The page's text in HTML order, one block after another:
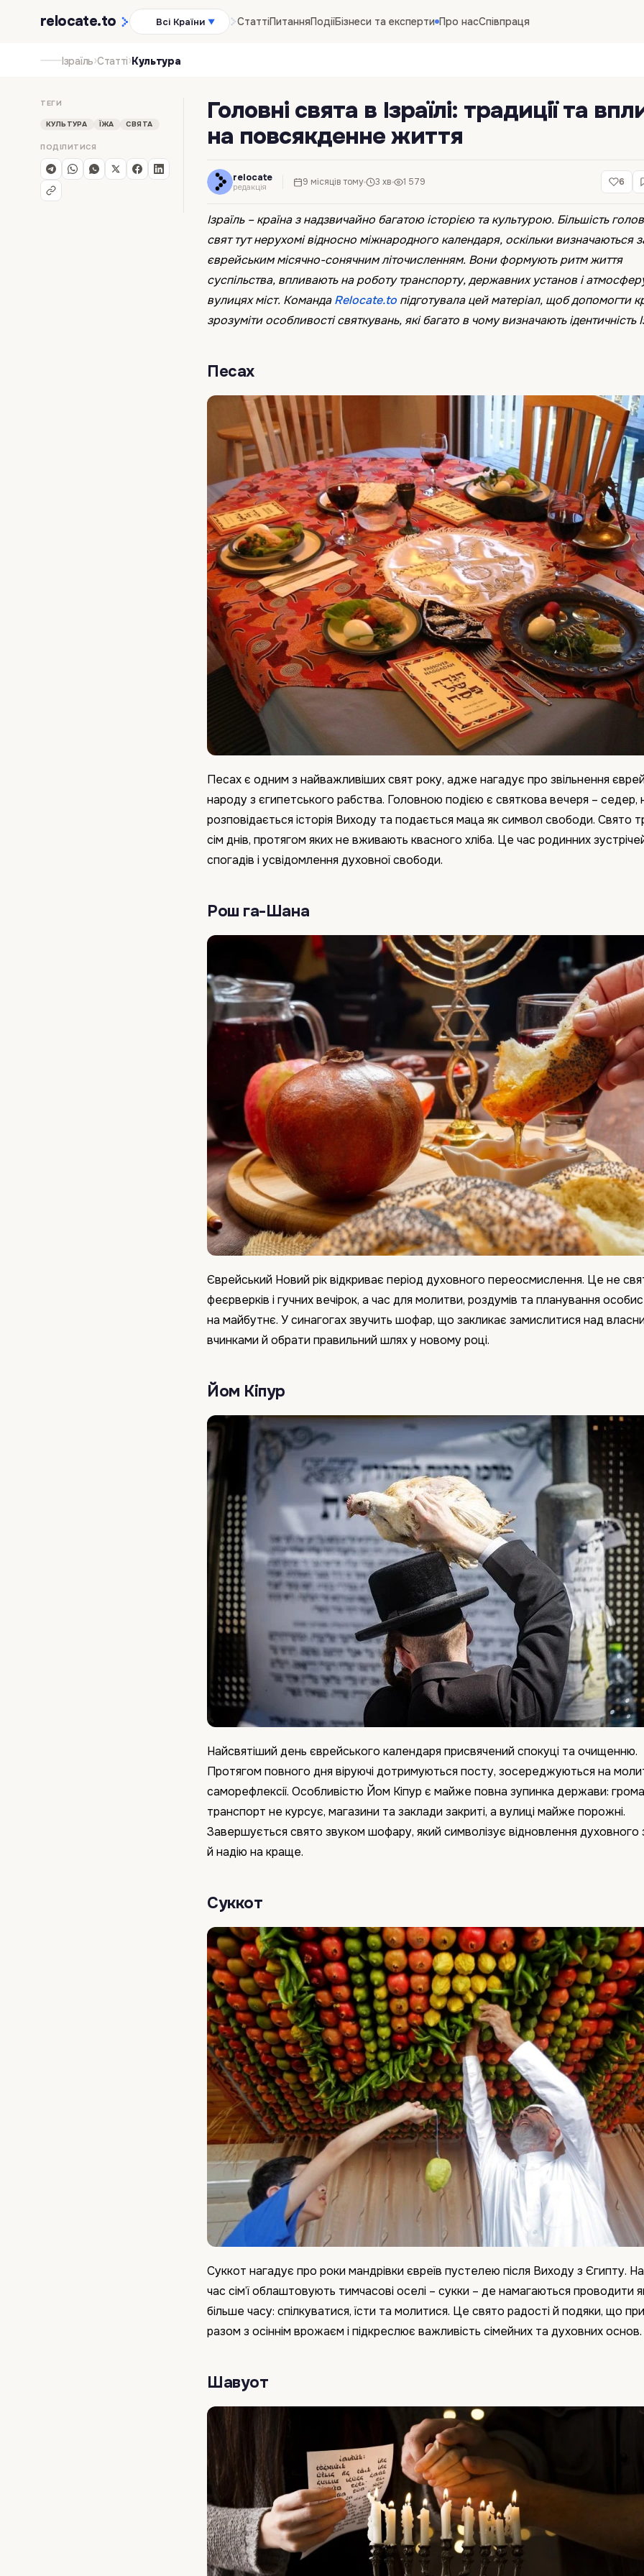
relocate.to Всі Країни ▼ СтаттіПитанняПодіїБізнеси та експерти Про насСпівпраця
Ізраїль›Статті›Культура
ТЕГИ
КУЛЬТУРА ЇЖА СВЯТА
ПОДІЛИТИСЯ
Головні свята в Ізраїлі: традиції та
на повсякденне життя
relocate
редакція 9 місяців тому 3 хв 1 579 6
Ізраїль – країна з надзвичайно багатою історією та культурою. Більшість
свят тут нерухомі відносно міжнародного календаря, оскільки визначаються
єврейським місячно-сонячним літочисленням. Вони формують ритм життя
суспільства, впливають на роботу транспорту, державних установ і
вулицях міст. КомандаRelocate.to підготувала цей матеріал, щоб допомогти
зрозуміти особливості святкувань, які багато в чому визначають ідентичність
Песах
Песах є одним з найважливіших свят року, адже нагадує про звільнення
народу з єгипетського рабства. Головною подією є святкова вечеря – седер,
розповідається історія Виходу та подається маца як символ свободи. Свято
сім днів, протягом яких не вживають квасного хліба. Це час родинних
спогадів і усвідомлення духовної свободи.
Рош га-Шана
Єврейський Новий рік відкриває період духовного переосмислення. Це не
феєрверків і гучних вечірок, а час для молитви, роздумів та планування
на майбутнє. У синагогах звучить шофар, що закликає замислитися над
вчинками й обрати правильний шлях у новому році.
Йом Кіпур
Найсвятіший день єврейського календаря присвячений спокуці та очищенню.
Протягом повного дня віруючі дотримуються посту, зосереджуються на
саморефлексії. Особливістю Йом Кіпур є майже повна зупинка держави:
транспорт не курсує, магазини та заклади закриті, а вулиці майже порожні.
Завершується свято звуком шофару, який символізує відновлення духовного
й надію на краще.
Суккот
Суккот нагадує про роки мандрівки євреїв пустелею після Виходу з Єгипту.
час сім’ї облаштовують тимчасові оселі – сукки – де намагаються проводити
більше часу: спілкуватися, їсти та молитися. Це свято радості й подяки, що
разом з осіннім врожаєм і підкреслює важливість сімейних та духовних основ.
Шавуот